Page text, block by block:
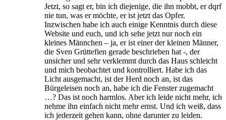
Jetzt, so sagt er, bin ich diejenige, die ihn mobbt, er dqrf
nie tun, was er möchte, er ist jetzt das Opfer.
Inzwischen habe ich auch einige Kenntnis durch diese
Website und euch, und ich sehe jetzt nur noch ein
kleines Männchen – ja, er ist einer der kleinen Männer,
die Sven Grüttefien gerade beschrieben hat -, der
unsicher und sehr verklemmt durch das Haus schleicht
und mich beobachtet und kontrolliert. Habe ich das
Licht ausgemacht, ist der Herd noch an, ist das
Bürgeleisen noch an, habe ich die Fenster zugemacht
…? Das ist noch harmlos. Aber ich leide nicht mehr, ich
nehme ihn einfach nicht mehr ernst. Und ich weiß, dass
ich jederzeit gehen kann, ohne darunter zu leiden.